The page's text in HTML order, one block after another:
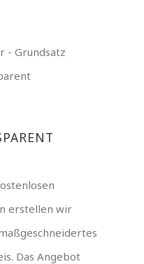
erstellen wir
Das Angebot